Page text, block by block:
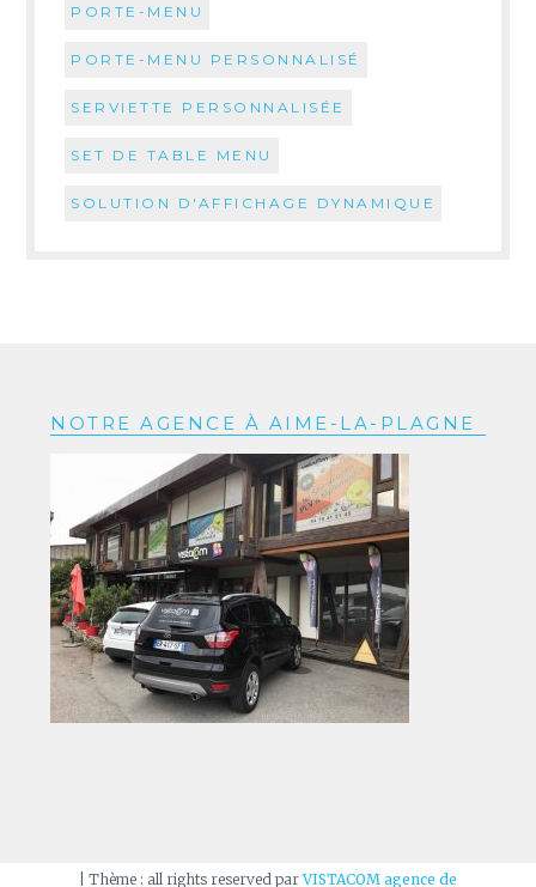
PORTE-MENU
PORTE-MENU PERSONNALISÉ
SERVIETTE PERSONNALISÉE
SET DE TABLE MENU
SOLUTION D'AFFICHAGE DYNAMIQUE
NOTRE AGENCE À AIME-LA-PLAGNE
Thème : all rights reserved parVISTACOM agence de